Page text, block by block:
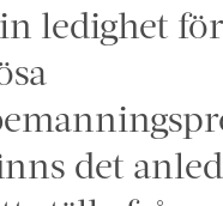
ledighet
det